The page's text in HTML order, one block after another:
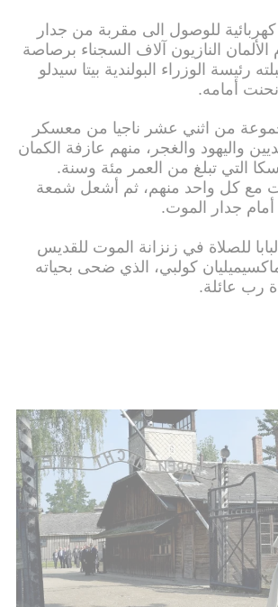
للوصول الى مقربة من جدار
النازيون آلاف السجناء برصاصة
رئيسة الوزراء البولندية بيتا سيدلو
أمامه.
من اثني عشر ناجيا من معسكر
واليهود والغجر، منهم عازفة الكمان
التي تبلغ من العمر مئة وسنة.
مع كل واحد منهم، ثم أشعل شمعة
أمام جدار الموت.
للصلاة في زنزانة الموت للقديس
كولبي، الذي ضحى بحياته
رب عائلة.